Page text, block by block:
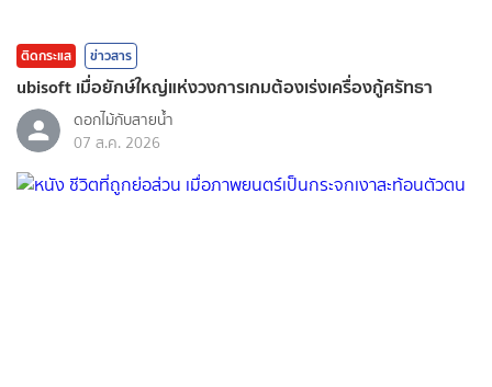
ติดกระแส ข่าวสาร
ubisoft เมื่อยักษ์ใหญ่แห่งวงการเกมต้องเร่งเครื่องกู้ศรัทธา
ดอกไม้กับสายน้ำ
07 ส.ค. 2026